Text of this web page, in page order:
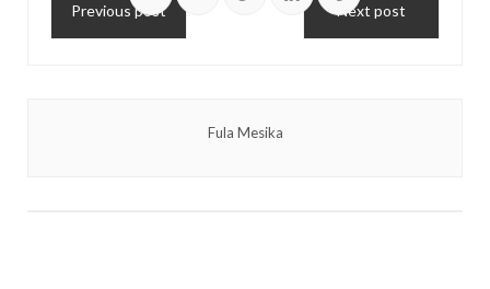
Previous post Next post
Fula Mesika